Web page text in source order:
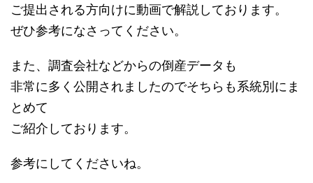
ご提出される方向けに動画で解説しております。
ぜひ参考になさってください。
また、調査会社などからの倒産データも
非常に多く公開されましたのでそちらも系統別にま
とめて
ご紹介しております。
参考にしてくださいね。